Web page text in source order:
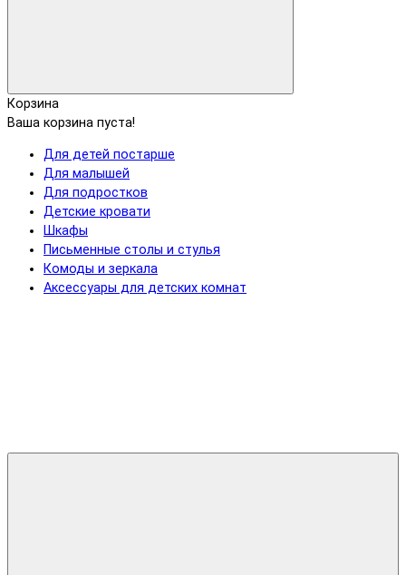
Корзина
Ваша корзина пуста!
Для детей постарше
Для малышей
Для подростков
Детские кровати
Шкафы
Письменные столы и стулья
Комоды и зеркала
Аксессуары для детских комнат